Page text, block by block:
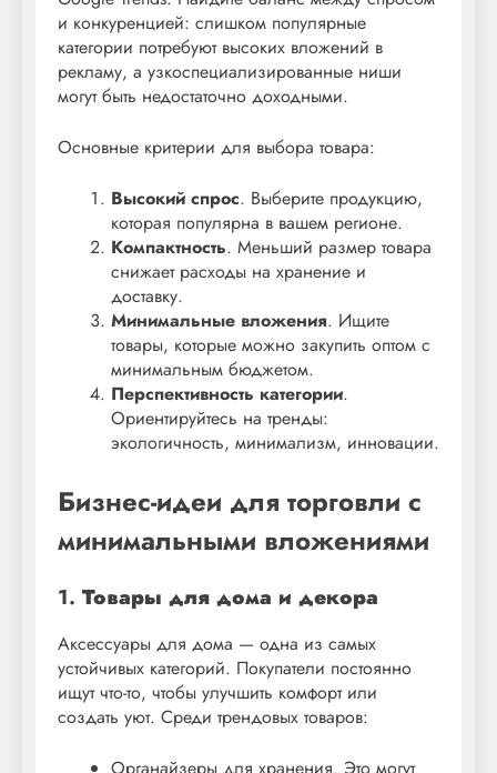
и конкуренцией: слишком популярные
категории потребуют высоких вложений в
рекламу, а узкоспециализированные ниши
могут быть недостаточно доходными.
Основные критерии для выбора товара:
Высокий спрос. Выберите продукцию,
которая популярна в вашем регионе.
Компактность. Меньший размер товара
снижает расходы на хранение и
доставку.
Минимальные вложения. Ищите
товары, которые можно закупить оптом с
минимальным бюджетом.
Перспективность категории.
Ориентируйтесь на тренды:
экологичность, минимализм, инновации.
Бизнес-идеи для торговли с
минимальными вложениями
1. Товары для дома и декора
Аксессуары для дома — одна из самых
устойчивых категорий. Покупатели постоянно
ищут что-то, чтобы улучшить комфорт или
создать уют. Среди трендовых товаров: